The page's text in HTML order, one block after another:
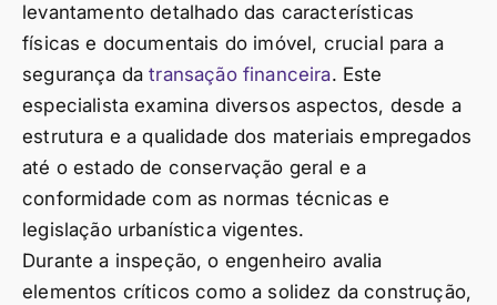
levantamento detalhado das características
físicas e documentais do imóvel, crucial para a
segurança datransação financeira. Este
especialista examina diversos aspectos, desde a
estrutura e a qualidade dos materiais empregados
até o estado de conservação geral e a
conformidade com as normas técnicas e
legislação urbanística vigentes.
Durante a inspeção, o engenheiro avalia
elementos críticos como a solidez da construção,